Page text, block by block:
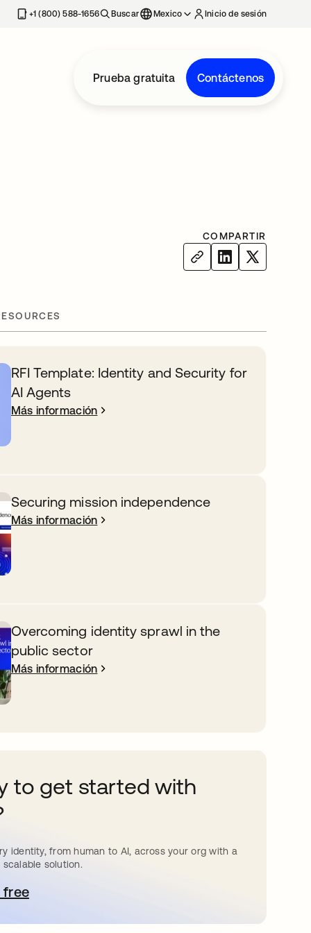
nueva
+1 (800) 588-1656 Buscar Mexico Inicio de sesión
Prueba gratuita Contáctenos
COMPARTIR
RFI Template: Identity and Security for
AI Agents
Más información
Securing mission independence
Más información
Overcoming identity sprawl in the
public sector
Más información
to get started with
identity, from human to AI, across your org with a
solution.
free
abre en una pestaña nueva